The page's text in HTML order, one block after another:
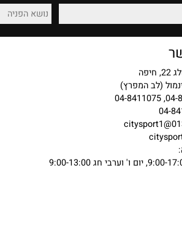
והחלפות שירות מהלב
(לב המפרץ)